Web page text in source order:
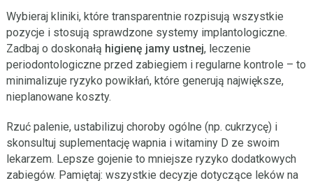
Wybieraj kliniki, które transparentnie rozpisują wszystkie
pozycje i stosują sprawdzone systemy implantologiczne.
Zadbaj o doskonałą higienę jamy ustnej, leczenie
periodontologiczne przed zabiegiem i regularne kontrole – to
minimalizuje ryzyko powikłań, które generują największe,
nieplanowane koszty.
Rzuć palenie, ustabilizuj choroby ogólne (np. cukrzycę) i
skonsultuj suplementację wapnia i witaminy D ze swoim
lekarzem. Lepsze gojenie to mniejsze ryzyko dodatkowych
zabiegów. Pamiętaj: wszystkie decyzje dotyczące leków na